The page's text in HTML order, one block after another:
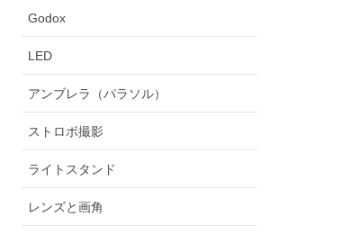
Godox
LED
アンブレラ（パラソル）
ストロボ撮影
ライトスタンド
レンズと画角